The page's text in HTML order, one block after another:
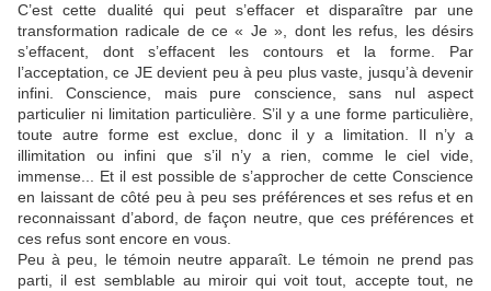
C’est cette dualité qui peut s’effacer et disparaître par une
transformation radicale de ce « Je », dont les refus, les désirs
s’effacent, dont s’effacent les contours et la forme. Par
l’acceptation, ce JE devient peu à peu plus vaste, jusqu’à devenir
infini. Conscience, mais pure conscience, sans nul aspect
particulier ni limitation particulière. S’il y a une forme particulière,
toute autre forme est exclue, donc il y a limitation. Il n’y a
illimitation ou infini que s’il n’y a rien, comme le ciel vide,
immense... Et il est possible de s’approcher de cette Conscience
en laissant de côté peu à peu ses préférences et ses refus et en
reconnaissant d’abord, de façon neutre, que ces préférences et
ces refus sont encore en vous.
Peu à peu, le témoin neutre apparaît. Le témoin ne prend pas
parti, il est semblable au miroir qui voit tout, accepte tout, ne